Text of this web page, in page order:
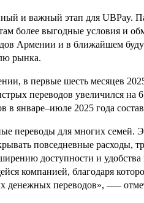
и важный этап для UBPay.
более выгодные условия и
Армении и в ближайшем
рынка.
в первые шесть месяцев
переводов увеличился на
в январе–июле 2025 года
переводы для многих семей.
повседневные расходы,
доступности и
компанией, благодаря
денежных переводов», –—